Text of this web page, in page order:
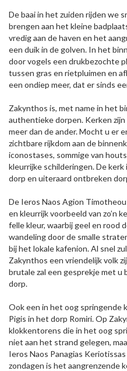
De baai in het zuiden rijden we
brengen aan het kleine
vredig aan de haven en het
een duik in de golven. In het
door vogels een drukbezochte
tussen gras en rietpluimen en
een ondiep meer, dat er sinds
Zakynthos is, met name in het
authentieke dorpen. Kerken
meer dan de ander. Mocht u er
zichtbare rijkdom aan de
iconostases, sommige van
kleurrijke schilderingen. De
dorp en uiteraard ontbreken
De Ieros Naos Agion
en kleurrijk voorbeeld van zo’n
felle kleur, waarbij geel en rood
wandeling door de smalle
bij het lokale kafenion. Al snel
Zakynthos een vriendelijk volk
brutale zal een gesprekje met u
dorp.
Ook een in het oog springende
Pigis in het dorp Romiri. Op
klokkentorens die in het oog
niet aan het strand gelegen,
Ieros Naos Panagias
zondagen is het aangrenzende